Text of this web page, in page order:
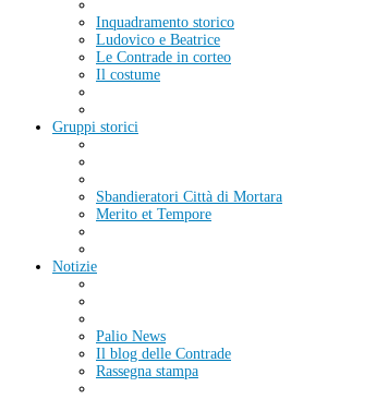
Inquadramento storico
Ludovico e Beatrice
Le Contrade in corteo
Il costume
Gruppi storici
Sbandieratori Città di Mortara
Merito et Tempore
Notizie
Palio News
Il blog delle Contrade
Rassegna stampa